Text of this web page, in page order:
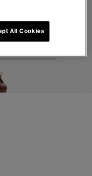
All Cookies